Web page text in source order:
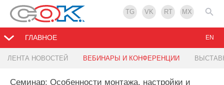
TG VK RT MX
ГЛАВНОЕ
ЛЕНТА НОВОСТЕЙ ВЕБИНАРЫ И КОНФЕРЕНЦИИ
EN
Семинар: Особенности монтажа, настройки и